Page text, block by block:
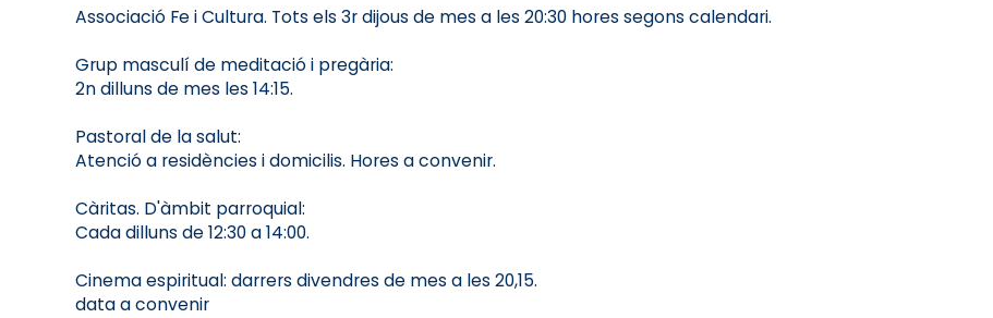
Associació Fe i Cultura. Tots els 3r dijous de mes a les 20:30 hores segons calendari.
Grup masculí de meditació i pregària:
2n dilluns de mes les 14:15.
Pastoral de la salut:
Atenció a residències i domicilis. Hores a convenir.
Càritas. D'àmbit parroquial:
Cada dilluns de 12:30 a 14:00.
Cinema espiritual: darrers divendres de mes a les 20,15.
data a convenir